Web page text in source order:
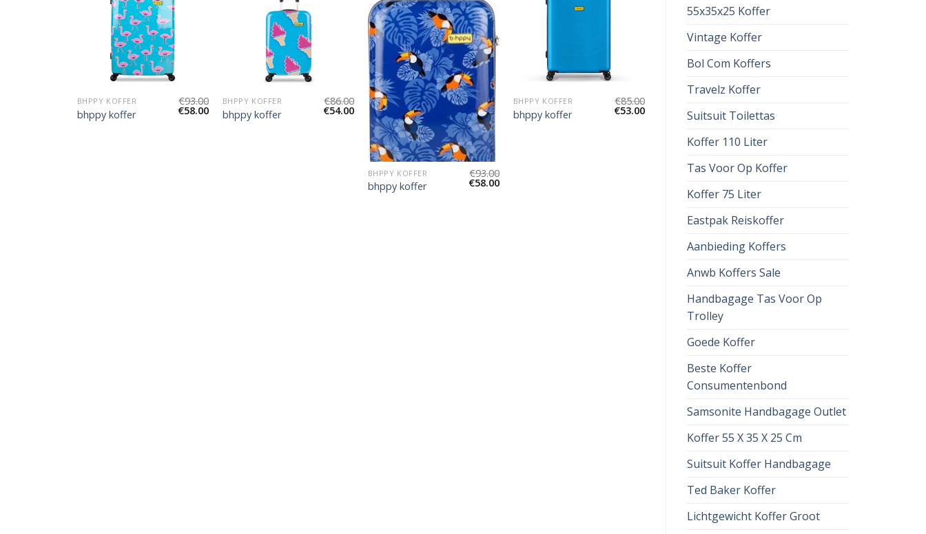
55x35x25 Koffer
Vintage Koffer
Bol Com Koffers
Travelz Koffer
Suitsuit Toilettas
Koffer 110 Liter
Tas Voor Op Koffer
Koffer 75 Liter
Eastpak Reiskoffer
Aanbieding Koffers
Anwb Koffers Sale
Handbagage Tas Voor Op
Trolley
Goede Koffer
Beste Koffer
Consumentenbond
Samsonite Handbagage Outlet
Koffer 55 X 35 X 25 Cm
Suitsuit Koffer Handbagage
Ted Baker Koffer
Lichtgewicht Koffer Groot
BHPPY KOFFER
bhppy koffer
€93.00
€58.00
BHPPY KOFFER
bhppy koffer
€86.00
€54.00
BHPPY KOFFER
bhppy koffer
€93.00
€58.00
BHPPY KOFFER
bhppy koffer
€85.00
€53.00